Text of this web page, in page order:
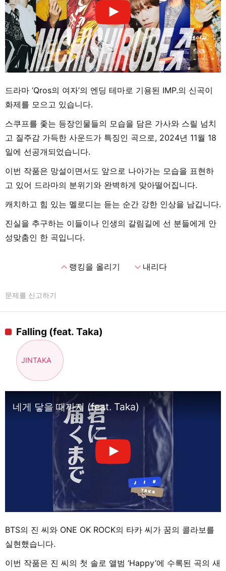
드라마 ‘Qros의 여자’의 엔딩 테마로 기용된 IMP.의 신곡이
화제를 모으고 있습니다.
스쿠프를 좇는 등장인물들의 모습을 담은 가사와 스릴 넘치
고 질주감 가득한 사운드가 특징인 곡으로, 2024년 11월 18
일에 선공개되었습니다.
이번 작품은 망설이면서도 앞으로 나아가는 모습을 표현하
고 있어 드라마의 분위기와 완벽하게 맞아떨어집니다.
캐치하고 힘 있는 멜로디는 듣는 순간 강한 인상을 남깁니다.
진실을 추구하는 이들이나 인생의 갈림길에 선 분들에게 안
성맞춤인 한 곡입니다.
expand_less랭킹을 올리기 expand_more내리다
문제를 신고하기
Falling (feat. Taka)
JINTAKA
네게 닿을 때까지 (feat. Taka)
BTS의 진 씨와 ONE OK ROCK의 타카 씨가 꿈의 콜라보를
실현했습니다.
이번 작품은 진 씨의 첫 솔로 앨범 ‘Happy’에 수록된 곡의 새